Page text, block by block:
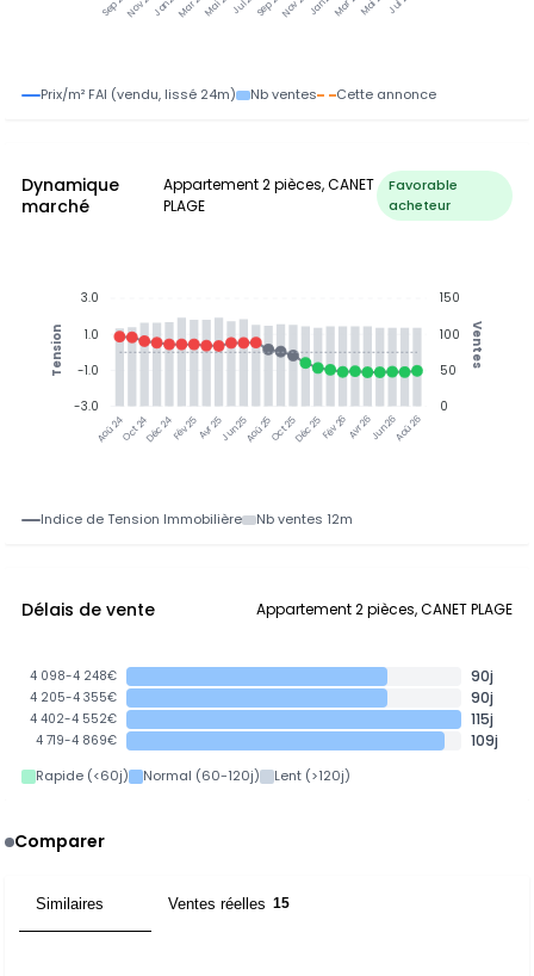
Prix/m² FAI (vendu, lissé 24m) Nb ventes Cette annonce
Dynamique
marché
Appartement 2 pièces, CANET
PLAGE
Favorable
acheteur
Aoû 24Oct 24Déc 24Fév 25Avr 25Jun 25Aoû 25Oct 25Déc 25Fév 26Avr 26Jun 26Aoû 26
150
100
50
0
Ventes
3.0
1.0
-1.0
-3.0
Tension
Indice de Tension Immobilière Nb ventes 12m
Délais de vente Appartement 2 pièces, CANET PLAGE
4 098-4 248€ 90j
4 205-4 355€ 90j
4 402-4 552€ 115j
4 719-4 869€ 109j
Rapide (<60j) Normal (60-120j) Lent (>120j)
Comparer
Similaires Ventes réelles 15